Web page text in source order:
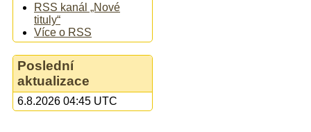
RSS kanál „Nové
tituly“
Více o RSS
Poslední
aktualizace
6.8.2026 04:45 UTC